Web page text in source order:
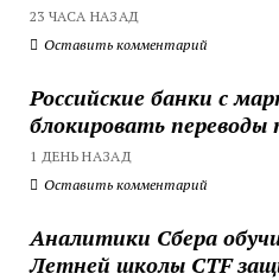
23 ЧАСА НАЗАД
Оставить комментарий
Российские банки с
блокировать переводы
1 ДЕНЬ НАЗАД
Оставить комментарий
Аналитики Сбера
Летней школы CTF